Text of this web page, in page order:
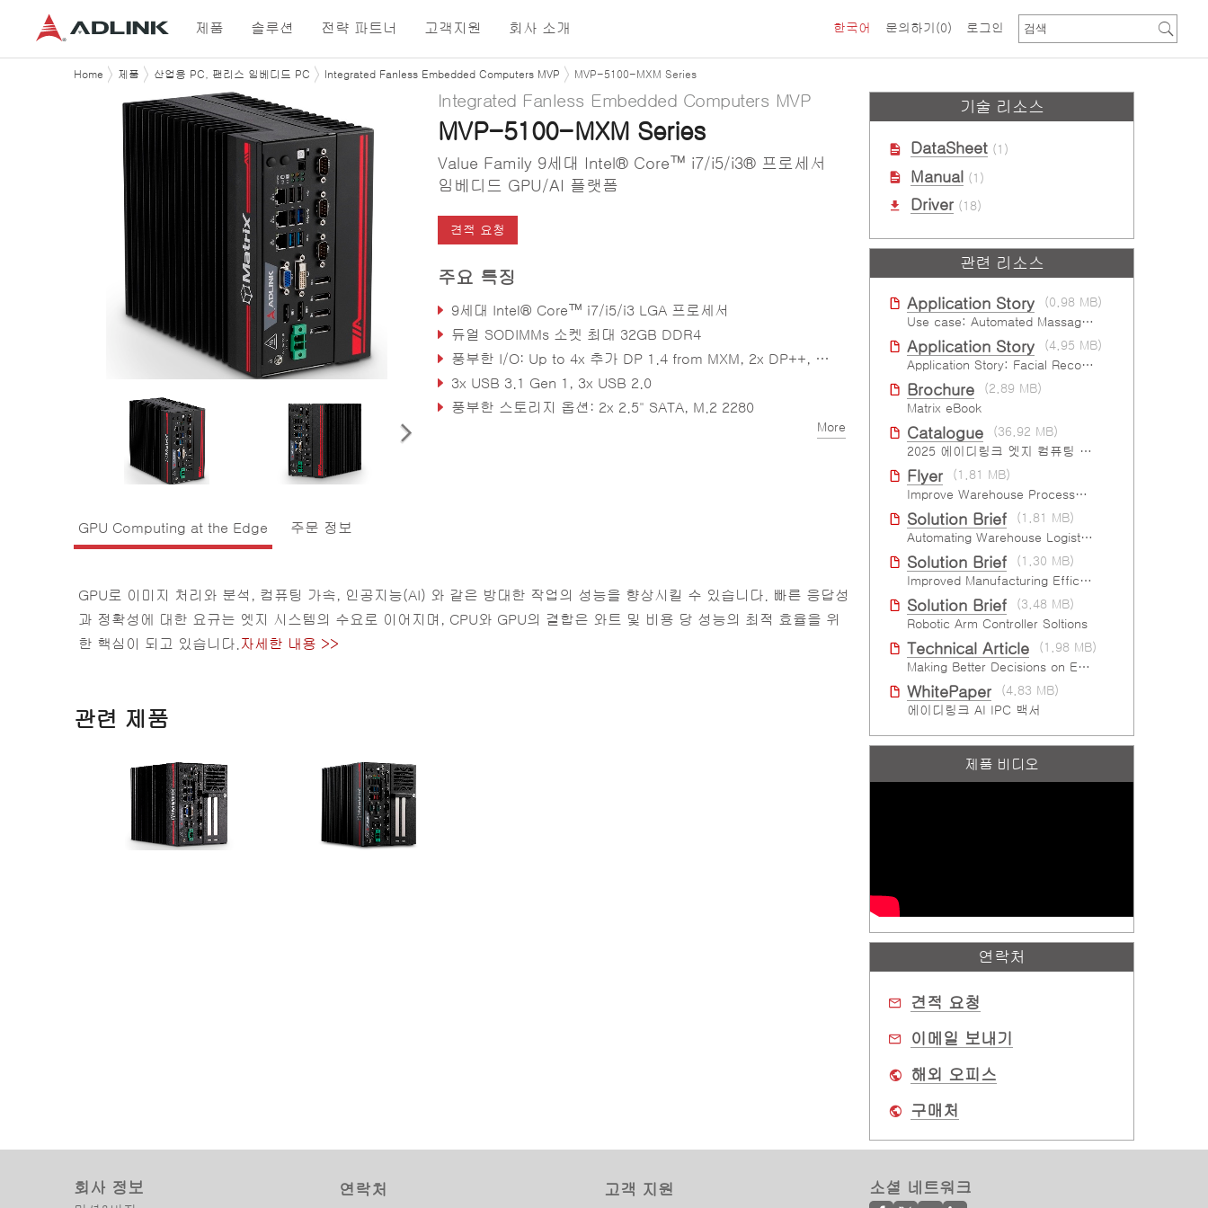
문의하기 (0)
한국어 로그인
제품 솔루션 전략 파트너 고객지원 회사 소개
Home 제품 산업용 PC, 팬리스 임베디드 PC Integrated Fanless Embedded Computers MVP MVP-5100-MXM Series
Integrated Fanless Embedded Computers MVP
MVP-5100-MXM Series
Value Family 9세대 Intel® Core™ i7/i5/i3® 프로세서
임베디드 GPU/AI 플랫폼
견적 요청
주요 특징
9세대 Intel® Core™ i7/i5/i3 LGA 프로세서
듀얼 SODIMMs 소켓 최대 32GB DDR4
풍부한 I/O: Up to 4x 추가 DP 1.4 from MXM, 2x DP++, DVI, VGA, 3x GbE, 3x COM, TPM2.0
3x USB 3.1 Gen 1, 3x USB 2.0
풍부한 스토리지 옵션: 2x 2.5" SATA, M.2 2280
More
GPU Computing at the Edge 주문 정보
GPU로 이미지 처리와 분석, 컴퓨팅 가속, 인공지능(AI) 와 같은 방대한 작업의 성능을 향상시킬 수 있습니다. 빠른 응답성
과 정확성에 대한 요규는 엣지 시스템의 수요로 이어지며, CPU와 GPU의 결합은 와트 및 비용 당 성능의 최적 효율을 위
한 핵심이 되고 있습니다. 자세한 내용 >>
관련 제품
기술 리소스
DataSheet (1)
Manual (1)
Driver (18)
관련 리소스
Application Story
(0.98 MB)
Use case: Automated Massage Robot
Application Story
(4.95 MB)
Application Story: Facial Recognition Gates Increase Security and Efficiency
Brochure
(2.89 MB)
Matrix eBook
Catalogue
(36.92 MB)
2025 에이디링크 엣지 컴퓨팅 플랫폼 카탈로그
Flyer
(1.81 MB)
Improve Warehouse Processes with AI
Solution Brief
(1.81 MB)
Automating Warehouse Logistics with AI
Solution Brief
(1.30 MB)
Improved Manufacturing Efficiency with High-Accuracy Automated Optical Inspection
Solution Brief
(3.48 MB)
Robotic Arm Controller Soltions
Technical Article
(1.98 MB)
Making Better Decisions on Embedded Devices with Edge Video Analysis (EVA)
WhitePaper
(4.83 MB)
에이디링크 AI IPC 백서
제품 비디오
연락처
견적 요청
이메일 보내기
해외 오피스
구매처
회사 정보 연락처 고객 지원 소셜 네트워크